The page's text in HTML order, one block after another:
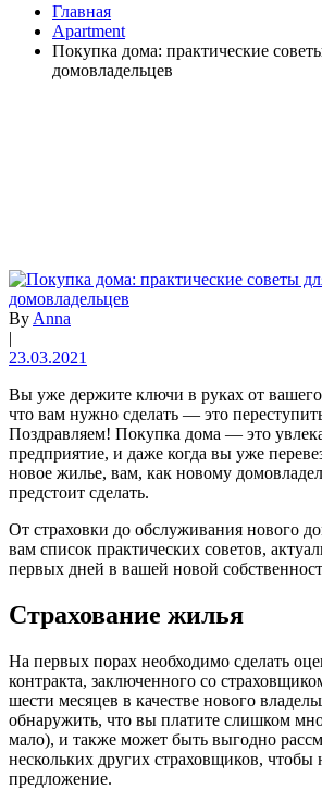
Главная
Apartment
Покупка дома: практические
домовладельцев
By Anna
|
23.03.2021
Вы уже держите ключи в руках от
что вам нужно сделать — это
Поздравляем! Покупка дома — это
предприятие, и даже когда вы уже
новое жилье, вам, как новому
предстоит сделать.
От страховки до обслуживания нового
вам список практических советов,
первых дней в вашей новой
Страхование жилья
На первых порах необходимо сделать
контракта, заключенного со
шести месяцев в качестве нового
обнаружить, что вы платите слишком
мало), и также может быть выгодно
нескольких других страховщиков, чтобы
предложение.